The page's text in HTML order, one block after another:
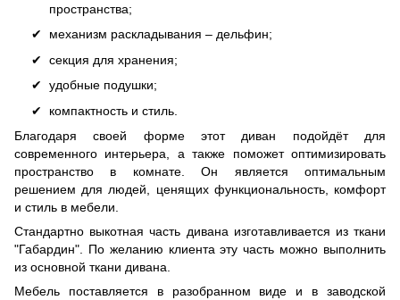
пространства;
механизм раскладывания – дельфин;
секция для хранения;
удобные подушки;
компактность и стиль.
Благодаря своей форме этот диван подойдёт для
современного интерьера, а также поможет оптимизировать
пространство в комнате. Он является оптимальным
решением для людей, ценящих функциональность, комфорт
и стиль в мебели.
Стандартно выкотная часть дивана изготавливается из ткани
"Габардин". По желанию клиента эту часть можно выполнить
из основной ткани дивана.
Мебель поставляется в разобранном виде и в заводской